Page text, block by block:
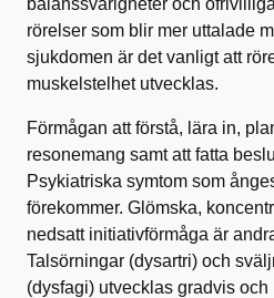
rörelser som blir mer uttalade
sjukdomen är det vanligt att
muskelstelhet utvecklas.
Förmågan att förstå, lära in,
resonemang samt att fatta
Psykiatriska symtom som
förekommer. Glömska,
nedsatt initiativförmåga är
Talsörningar (dysartri) och
(dysfagi) utvecklas gradvis